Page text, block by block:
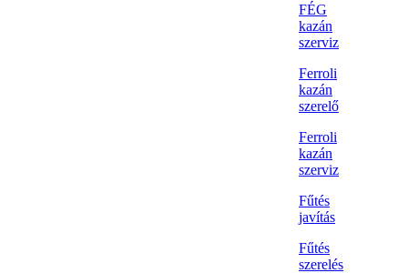
FÉG
kazán
szerviz
Ferroli
kazán
szerelő
Ferroli
kazán
szerviz
Fűtés
javítás
Fűtés
szerelés